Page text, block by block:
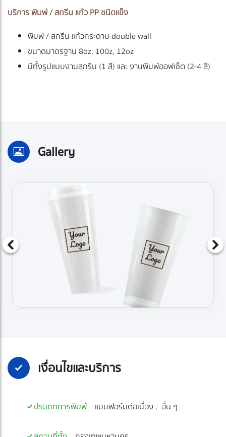
บริการ พิมพ์ / สกรีน แก้ว PP ชนิดแข็ง
พิมพ์ / สกรีน แก้วกระดาษ double wall
ขนาดมาตรฐาน 8oz, 100z, 12oz
มีทั้งรูปแบบงานสกรีน (1 สี) และ งานพิมพ์ออฟเซ็ต (2-4 สี)
Gallery
เงื่อนไขและบริการ
ประเภทการพิมพ์ แบบฟอร์มต่อเนื่อง อื่น ๆ